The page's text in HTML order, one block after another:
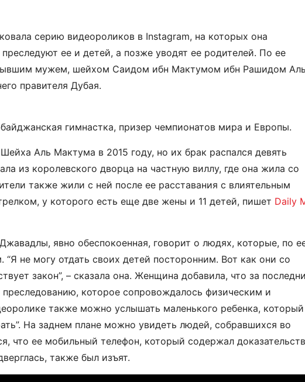
серию видеороликов в Instagram, на которых она
ее и детей, а позже уводят ее родителей. По ее
мужем, шейхом Саидом ибн Мактумом ибн Рашидом Аль
правителя Дубая.
гимнастка, призер чемпионатов мира и Европы.
Аль Мактума в 2015 году, но их брак распался девять
из королевского дворца на частную виллу, где она жила со
также жили с ней после ее расставания с влиятельным
у которого есть еще две жены и 11 детей, пишет Daily
явно обеспокоенная, говорит о людях, которые, по
не могу отдать своих детей посторонним. Вот как они со
закон”, – сказала она. Женщина добавила, что за
преследованию, которое сопровождалось физическим и
также можно услышать маленького ребенка, который
На заднем плане можно увидеть людей, собравшихся во
что ее мобильный телефон, который содержал
также был изъят.